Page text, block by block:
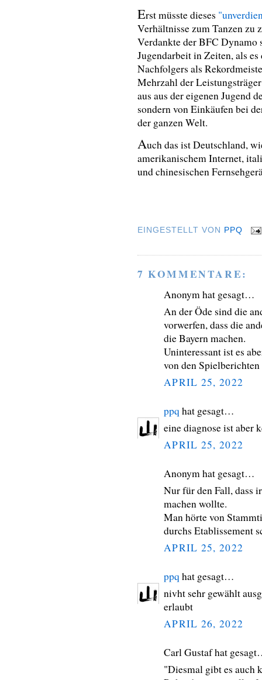
Erst müsste dieses
Verhältnisse zum Tanzen
Verdankte der BFC Dynamo
Jugendarbeit in Zeiten, als
Nachfolgers als
Mehrzahl der
aus aus der eigenen Jugend
sondern von Einkäufen bei
der ganzen Welt.
Auch das ist Deutschland,
amerikanischem Internet,
und chinesischen
EINGESTELLT VON PPQ
7 KOMMENTARE:
Anonym hat gesagt…
An der Öde sind die
vorwerfen, dass die
die Bayern machen.
Uninteressant ist es
von den
APRIL 25, 2022
ppq hat gesagt…
eine diagnose ist aber
APRIL 25, 2022
Anonym hat gesagt…
Nur für den Fall, dass
machen wollte.
Man hörte von
durchs Etablissement
APRIL 25, 2022
ppq hat gesagt…
nivht sehr gewählt
erlaubt
APRIL 26, 2022
Carl Gustaf hat
"Diesmal gibt es auch